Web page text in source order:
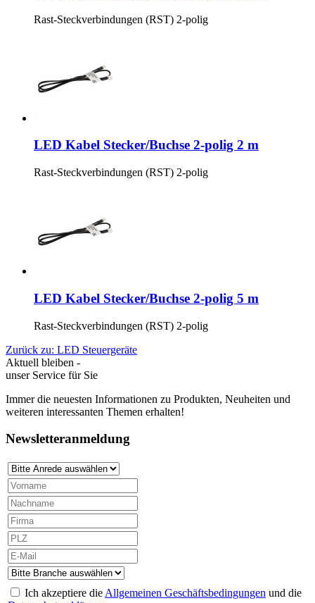
Rast-Steckverbindungen (RST) 2-polig
LED Kabel Stecker/Buchse 2-polig 2 m
Rast-Steckverbindungen (RST) 2-polig
LED Kabel Stecker/Buchse 2-polig 5 m
Rast-Steckverbindungen (RST) 2-polig
Zurück zu: LED Steuergeräte
Aktuell bleiben -
unser Service für Sie
Immer die neuesten Informationen zu Produkten, Neuheiten und
weiteren interessanten Themen erhalten!
Newsletteranmeldung
Ich akzeptiere die Allgemeinen Geschäftsbedingungen und die